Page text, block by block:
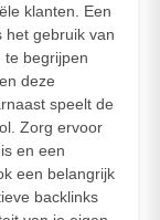
klanten. Een
het gebruik van
te begrijpen
deze
speelt de
Zorg ervoor
en een
een belangrijk
backlinks